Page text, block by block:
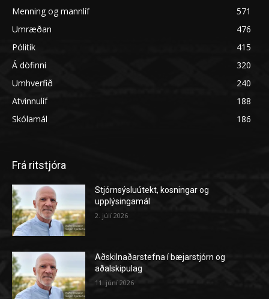
Menning og mannlíf
571
Umræðan
476
Pólitík
415
Á döfinni
320
Umhverfið
240
Atvinnulíf
188
Skólamál
186
Frá ritstjóra
Stjórnsýsluútekt, kosningar og
upplýsingamál
2. júlí 2026
Aðskilnaðarstefna í bæjarstjórn og
aðalskipulag
11. júní 2026